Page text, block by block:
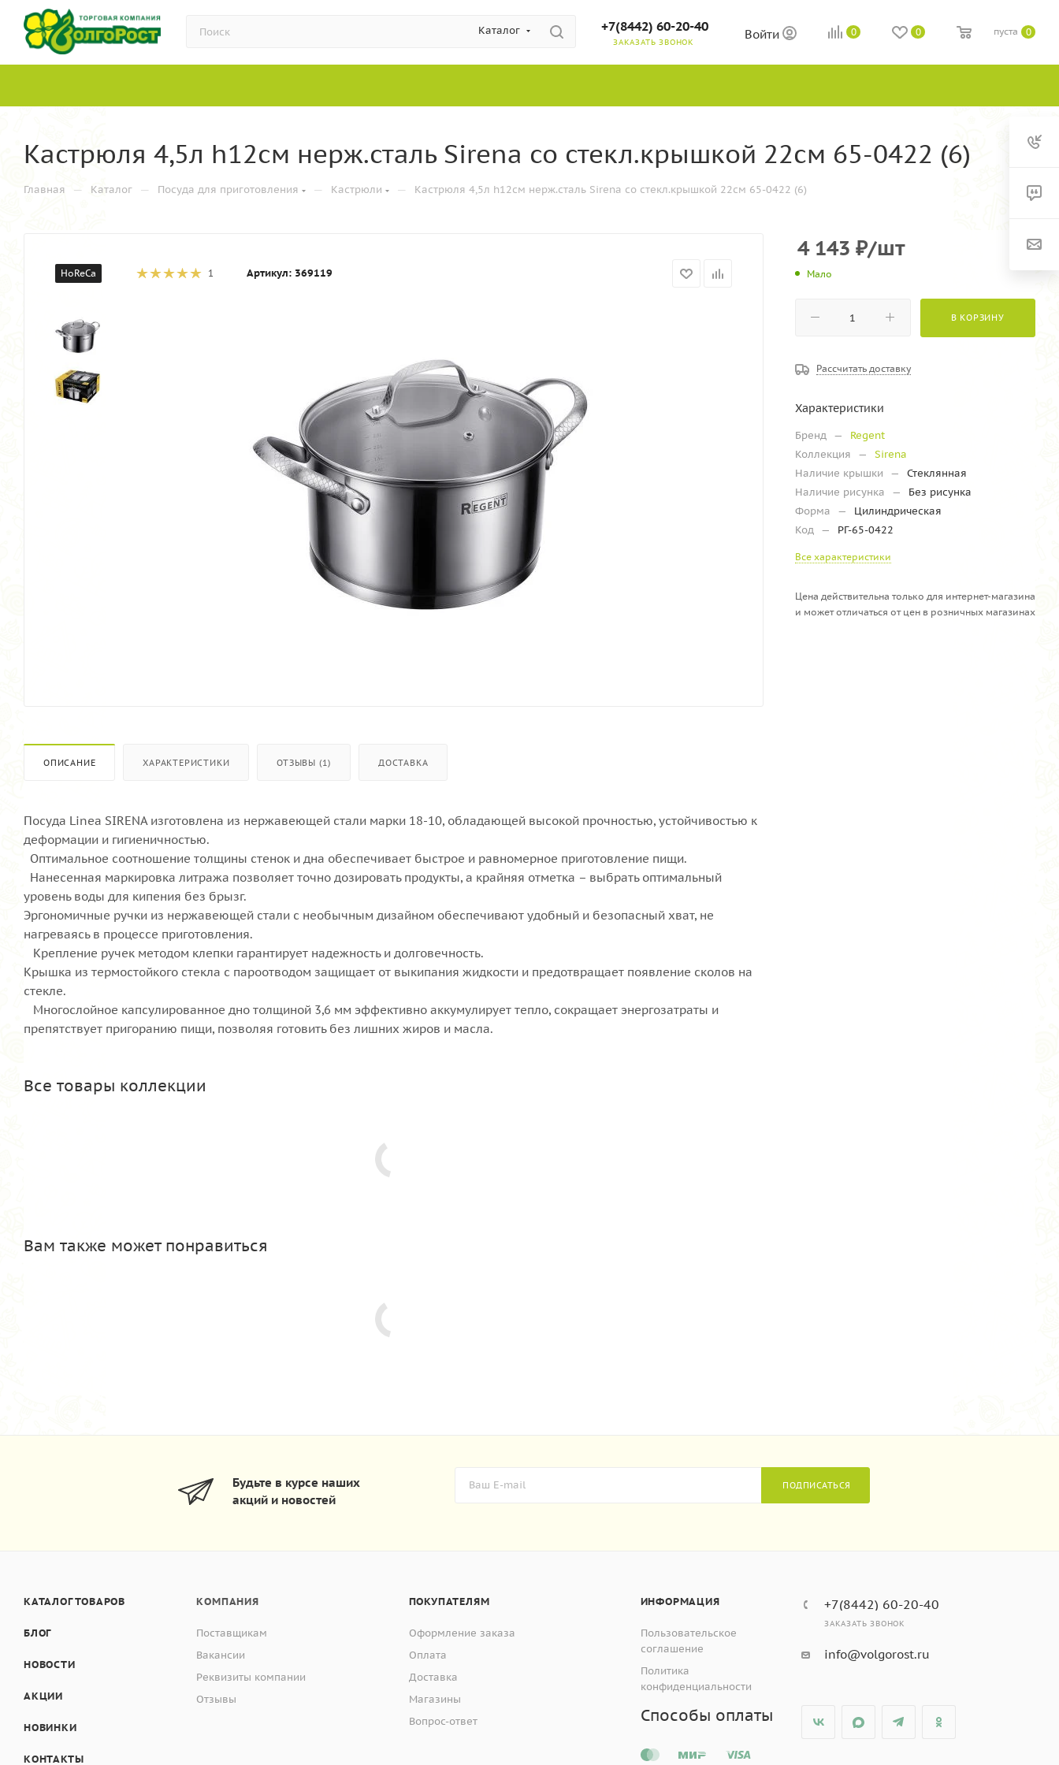
Каталог +7(8442) 60-20-40
ЗАКАЗАТЬ ЗВОНОК
Войти 0 0 0
пуста
Кастрюля 4,5л h12см нерж.сталь Sirena со стекл.крышкой 22см 65-0422 (6)
Главная — Каталог — Посуда для приготовления — Кастрюли — Кастрюля 4,5л h12см нерж.сталь Sirena со стекл.крышкой 22см 65-0422 (6)
HoReCa 1 Артикул: 369119
ОПИСАНИЕ ХАРАКТЕРИСТИКИ ОТЗЫВЫ (1) ДОСТАВКА
Посуда Linea SIRENA изготовлена из нержавеющей стали марки 18-10, обладающей высокой прочностью, устойчивостью к
деформации и гигиеничностью.
Оптимальное соотношение толщины стенок и дна обеспечивает быстрое и равномерное приготовление пищи.
Нанесенная маркировка литража позволяет точно дозировать продукты, а крайняя отметка – выбрать оптимальный
уровень воды для кипения без брызг.
Эргономичные ручки из нержавеющей стали с необычным дизайном обеспечивают удобный и безопасный хват, не
нагреваясь в процессе приготовления.
Крепление ручек методом клепки гарантирует надежность и долговечность.
Крышка из термостойкого стекла с пароотводом защищает от выкипания жидкости и предотвращает появление сколов на
стекле.
Многослойное капсулированное дно толщиной 3,6 мм эффективно аккумулирует тепло, сокращает энергозатраты и
препятствует пригоранию пищи, позволяя готовить без лишних жиров и масла.
Все товары коллекции
Вам также может понравиться
4 143 ₽/шт
Мало
В КОРЗИНУ
Рассчитать доставку
Характеристики
Бренд —
Regent
Коллекция
—
Sirena
Наличие крышки
—
Стеклянная
Наличие рисунка
—
Без рисунка
Форма
—
Цилиндрическая
Код — РГ-65-0422
Все характеристики
Цена действительна только для интернет-магазина
и может отличаться от цен в розничных магазинах
Будьте в курсе наших
акций и новостей
ПОДПИСАТЬСЯ
КАТАЛОГ ТОВАРОВ
БЛОГ
НОВОСТИ
АКЦИИ
НОВИНКИ
КОНТАКТЫ
КОМПАНИЯ
Поставщикам
Вакансии
Реквизиты компании
Отзывы
ПОКУПАТЕЛЯМ
Оформление заказа
Оплата
Доставка
Магазины
Вопрос-ответ
ИНФОРМАЦИЯ
Пользовательское
соглашение
Политика
конфиденциальности
Способы оплаты
+7(8442) 60-20-40
ЗАКАЗАТЬ ЗВОНОК
info@volgorost.ru